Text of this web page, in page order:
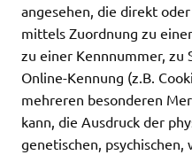
angesehen, die direkt
mittels Zuordnung zu
zu einer Kennnummer, zu
Online-Kennung (z.B.
mehreren besonderen
kann, die Ausdruck der
genetischen,